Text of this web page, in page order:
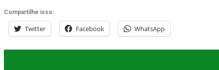
Compartilhe isso:
Twitter Facebook WhatsApp